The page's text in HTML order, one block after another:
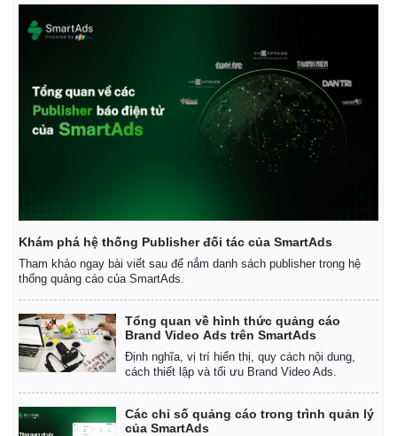
Hồ sơ
E-Magazine
Khám phá hệ thống Publisher đối tác của SmartAds
Tham khảo ngay bài viết sau để nắm danh sách publisher trong hệ
thống quảng cáo của SmartAds.
Tổng quan về hình thức quảng cáo
Brand Video Ads trên SmartAds
Định nghĩa, vị trí hiển thị, quy cách nội dung,
cách thiết lập và tối ưu Brand Video Ads.
Các chỉ số quảng cáo trong trình quản lý
của SmartAds